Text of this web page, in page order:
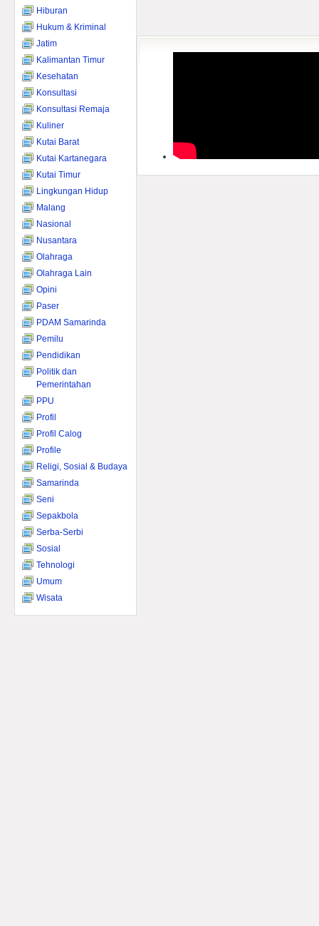
Hiburan
Hukum & Kriminal
Jatim
Kalimantan Timur
Kesehatan
Konsultasi
Konsultasi Remaja
Kuliner
Kutai Barat
Kutai Kartanegara
Kutai Timur
Lingkungan Hidup
Malang
Nasional
Nusantara
Olahraga
Olahraga Lain
Opini
Paser
PDAM Samarinda
Pemilu
Pendidikan
Politik dan
Pemerintahan
PPU
Profil
Profil Calog
Profile
Religi, Sosial & Budaya
Samarinda
Seni
Sepakbola
Serba-Serbi
Sosial
Tehnologi
Umum
Wisata